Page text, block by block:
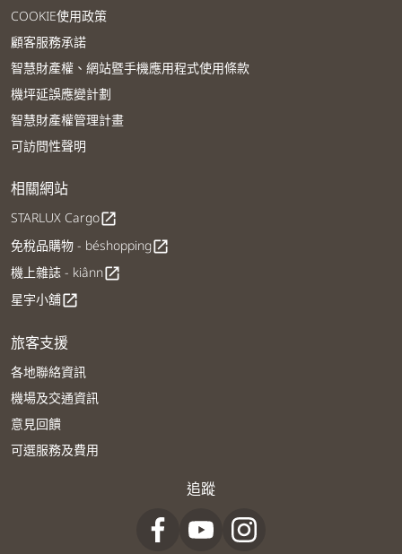
COOKIE使用政策
顧客服務承諾
智慧財產權、網站暨手機應用程式使用條款
機坪延誤應變計劃
智慧財產權管理計畫
可訪問性聲明
相關網站
STARLUX Cargoopen_in_new
免稅品購物 - béshoppingopen_in_new
機上雜誌 - kiânnopen_in_new
星宇小舖open_in_new
旅客支援
各地聯絡資訊
機場及交通資訊
意見回饋
可選服務及費用
追蹤